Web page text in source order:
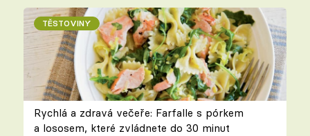
TĚSTOVINY
Rychlá a zdravá večeře: Farfalle s pórkem
a lososem, které zvládnete do 30 minut